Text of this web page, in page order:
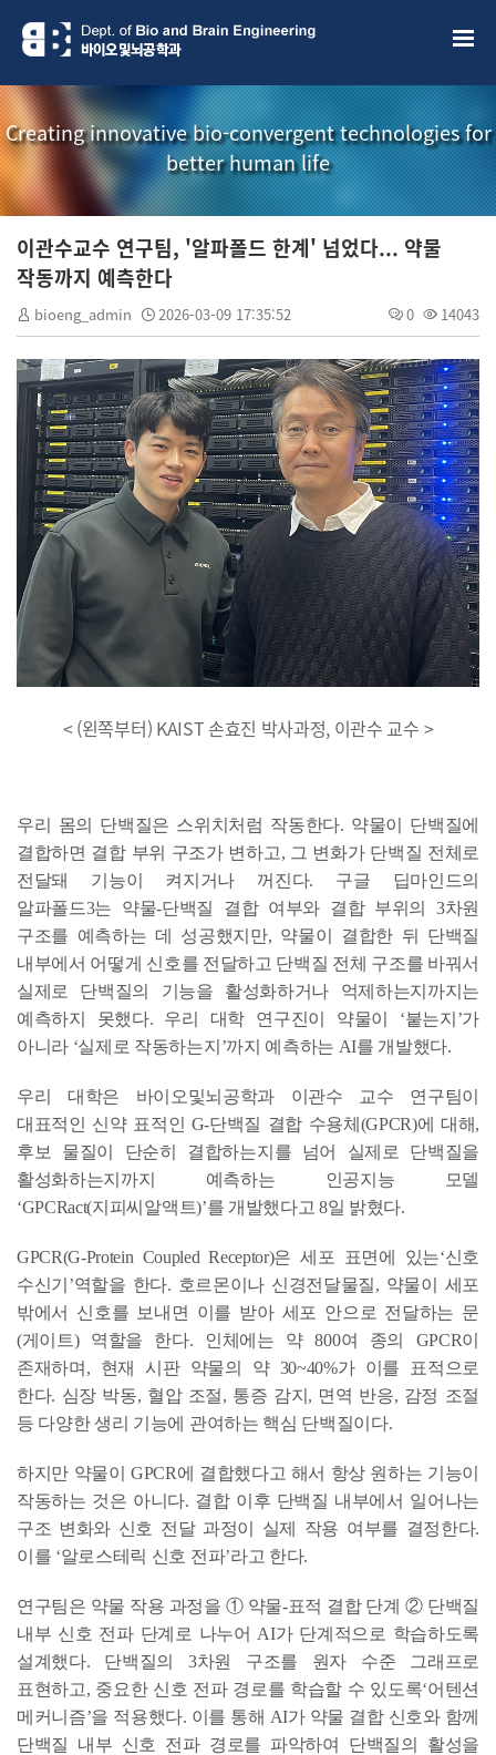
Creating innovative bio-convergent technologies for
better human life
이관수교수 연구팀, '알파폴드 한계' 넘었다... 약물
작동까지 예측한다
bioeng_admin 2026-03-09 17:35:52 0 14043
< (왼쪽부터) KAIST 손효진 박사과정, 이관수 교수 >
우리 몸의 단백질은 스위치처럼 작동한다. 약물이 단백질에
결합하면 결합 부위 구조가 변하고, 그 변화가 단백질 전체로
전달돼 기능이 켜지거나 꺼진다. 구글 딥마인드의
알파폴드3는 약물-단백질 결합 여부와 결합 부위의 3차원
구조를 예측하는 데 성공했지만, 약물이 결합한 뒤 단백질
내부에서 어떻게 신호를 전달하고 단백질 전체 구조를 바꿔서
실제로 단백질의 기능을 활성화하거나 억제하는지까지는
예측하지 못했다. 우리 대학 연구진이 약물이 ‘붙는지’가
아니라 ‘실제로 작동하는지’까지 예측하는 AI를 개발했다.
우리 대학은 바이오및뇌공학과 이관수 교수 연구팀이
대표적인 신약 표적인 G-단백질 결합 수용체(GPCR)에 대해,
후보 물질이 단순히 결합하는지를 넘어 실제로 단백질을
활성화하는지까지 예측하는 인공지능 모델
‘GPCRact(지피씨알액트)’를 개발했다고 8일 밝혔다.
GPCR(G-Protein Coupled Receptor)은 세포 표면에 있는‘신호
수신기’역할을 한다. 호르몬이나 신경전달물질, 약물이 세포
밖에서 신호를 보내면 이를 받아 세포 안으로 전달하는 문
(게이트) 역할을 한다. 인체에는 약 800여 종의 GPCR이
존재하며, 현재 시판 약물의 약 30~40%가 이를 표적으로
한다. 심장 박동, 혈압 조절, 통증 감지, 면역 반응, 감정 조절
등 다양한 생리 기능에 관여하는 핵심 단백질이다.
하지만 약물이 GPCR에 결합했다고 해서 항상 원하는 기능이
작동하는 것은 아니다. 결합 이후 단백질 내부에서 일어나는
구조 변화와 신호 전달 과정이 실제 작용 여부를 결정한다.
이를 ‘알로스테릭 신호 전파’라고 한다.
연구팀은 약물 작용 과정을 ① 약물-표적 결합 단계 ② 단백질
내부 신호 전파 단계로 나누어 AI가 단계적으로 학습하도록
설계했다. 단백질의 3차원 구조를 원자 수준 그래프로
표현하고, 중요한 신호 전파 경로를 학습할 수 있도록‘어텐션
메커니즘’을 적용했다. 이를 통해 AI가 약물 결합 신호와 함께
단백질 내부 신호 전파 경로를 파악하여 단백질의 활성을